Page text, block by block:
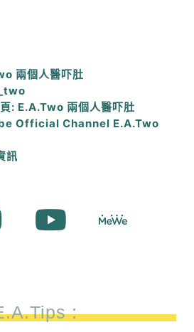
兩個人醫吓肚
: E.A.Two 兩個人醫吓肚
Official Channel E.A.Two
訊
: